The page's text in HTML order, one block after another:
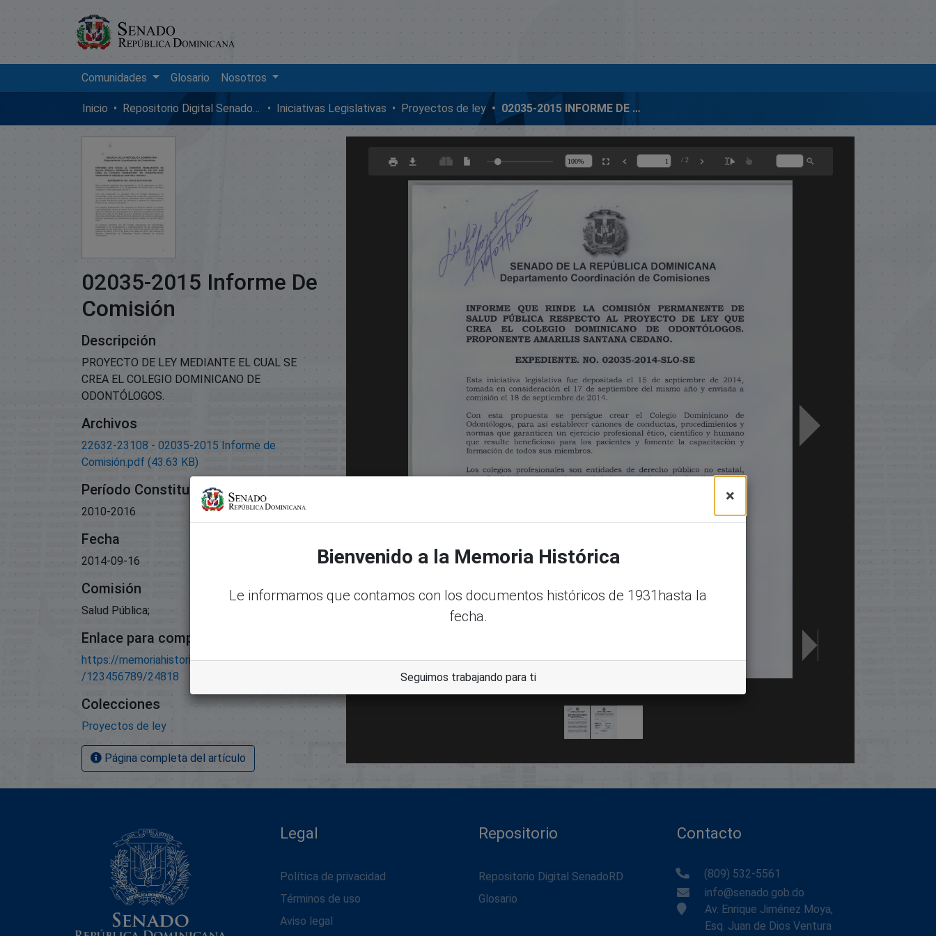
Comunidades Glosario Nosotros
Inicio Repositorio Digital SenadoRD Iniciativas Legislativas Proyectos de ley 02035-2015 INFORME DE COMISIÓN
02035-2015 Informe De
Comisión
Descripción
PROYECTO DE LEY MEDIANTE EL CUAL SE
CREA EL COLEGIO DOMINICANO DE
ODONTÓLOGOS.
Archivos
22632-23108 - 02035-2015 Informe de
Comisión.pdf (43.63 KB)
Período Constitucional
2010-2016
Fecha
2014-09-16
Comisión
Salud Pública;
Enlace para compartir este artículo
https://memoriahistorica.senadord.gob.do/handle
/123456789/24818
Colecciones
Proyectos de ley
Página completa del artículo
Legal
Política de privacidad
Términos de uso
Aviso legal
Repositorio
Repositorio Digital SenadoRD
Glosario
Contacto
(809) 532-5561
info@senado.gob.do
Av. Enrique Jiménez Moya,
Esq. Juan de Dios Ventura
×
Bienvenido a la Memoria Histórica
Le informamos que contamos con los documentos históricos de 1931hasta la
fecha.
Seguimos trabajando para ti